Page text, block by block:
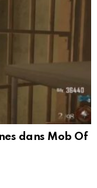
dans Mob Of